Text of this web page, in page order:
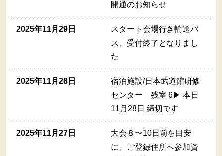
開通のお知らせ
2025年11月29日
スタート会場行き輸送バ
ス、受付終了となりまし
た
2025年11月28日
宿泊施設/日本武道館研修
センター 残室 6▶︎ 本日
11月28日 締切です
2025年11月27日
大会８〜10日前を目安
に、ご登録住所へ参加資